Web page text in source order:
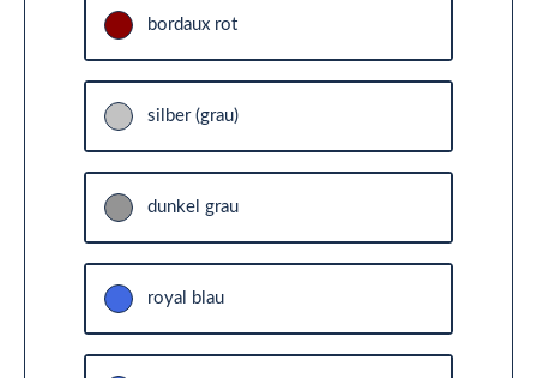
bordaux rot
silber (grau)
dunkel grau
royal blau